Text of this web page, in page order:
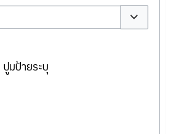
สลับตัวเลือก
ปูมป้ายระบุ